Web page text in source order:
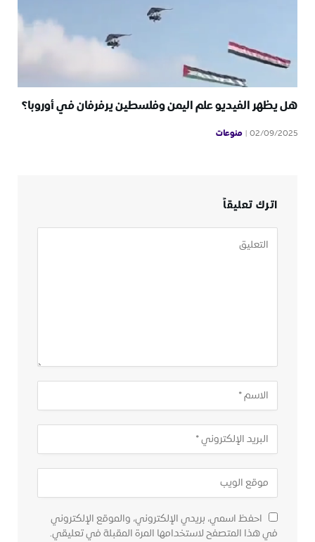
هل يظهر الفيديو علم اليمن وفلسطين يرفرفان في أوروبا؟
02/09/2025 منوعات
اترك تعليقاً
احفظ اسمي، بريدي الإلكتروني، والموقع الإلكتروني
في هذا المتصفح لاستخدامها المرة المقبلة في تعليقي.